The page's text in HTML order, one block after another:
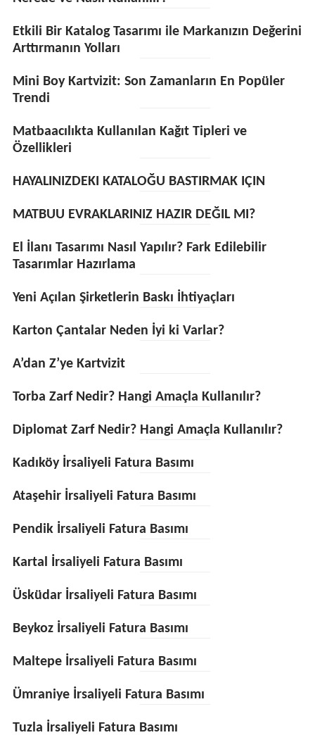
Etkili Bir Katalog Tasarımı ile Markanızın Değerini
Arttırmanın Yolları
Mini Boy Kartvizit: Son Zamanların En Popüler
Trendi
Matbaacılıkta Kullanılan Kağıt Tipleri ve
Özellikleri
HAYALINIZDEKI KATALOĞU BASTIRMAK IÇIN
MATBUU EVRAKLARINIZ HAZIR DEĞIL MI?
El İlanı Tasarımı Nasıl Yapılır? Fark Edilebilir
Tasarımlar Hazırlama
Yeni Açılan Şirketlerin Baskı İhtiyaçları
Karton Çantalar Neden İyi ki Varlar?
A’dan Z’ye Kartvizit
Torba Zarf Nedir? Hangi Amaçla Kullanılır?
Diplomat Zarf Nedir? Hangi Amaçla Kullanılır?
Kadıköy İrsaliyeli Fatura Basımı
Ataşehir İrsaliyeli Fatura Basımı
Pendik İrsaliyeli Fatura Basımı
Kartal İrsaliyeli Fatura Basımı
Üsküdar İrsaliyeli Fatura Basımı
Beykoz İrsaliyeli Fatura Basımı
Maltepe İrsaliyeli Fatura Basımı
Ümraniye İrsaliyeli Fatura Basımı
Tuzla İrsaliyeli Fatura Basımı